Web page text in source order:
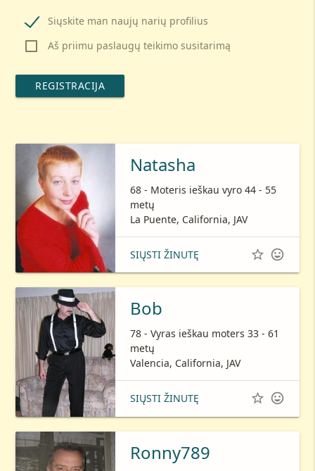
Siųskite man naujų narių profilius
Aš priimu paslaugų teikimo susitarimą
REGISTRACIJA
Natasha
68 - Moteris ieškau vyro 44 - 55
metų
La Puente, California, JAV
SIŲSTI ŽINUTĘ  
Bob
78 - Vyras ieškau moters 33 - 61
metų
Valencia, California, JAV
SIŲSTI ŽINUTĘ  
Ronny789